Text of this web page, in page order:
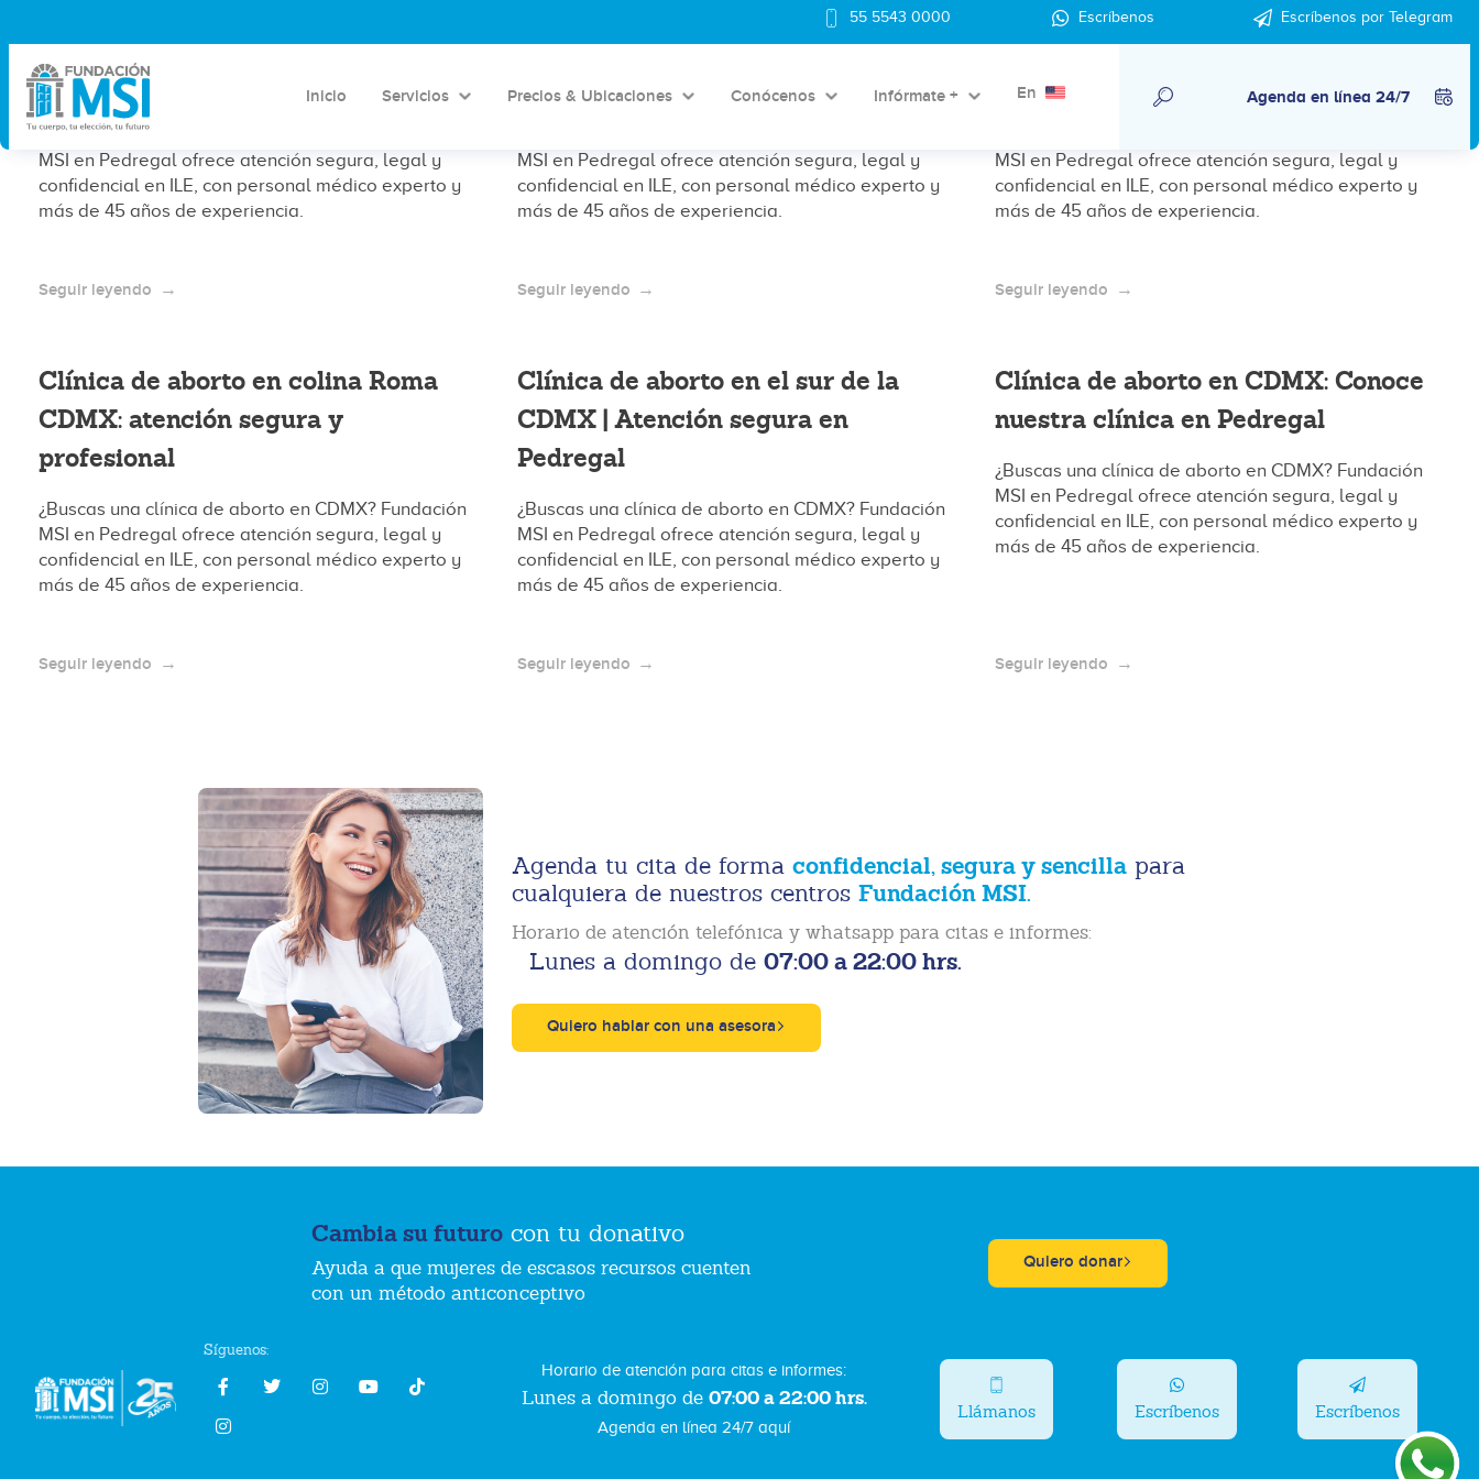
55 5543 0000 Escríbenos Escríbenos por Telegram
Inicio Servicios Precios & Ubicaciones Conócenos Infórmate + En Agenda en línea 24/7
Clínica de aborto en Tlacotalpan
CDMX: atención segura y accesible
¿Buscas una clínica de aborto en CDMX? Fundación
MSI en Pedregal ofrece atención segura, legal y
confidencial en ILE, con personal médico experto y
más de 45 años de experiencia.
Seguir leyendo
Clínica de aborto en Coyoacán
CDMX: atención segura cerca de ti
MSI en Pedregal ofrece atención segura, legal y
confidencial en ILE, con personal médico experto y
más de 45 años de experiencia.
Seguir leyendo
Clínica de aborto en Condesa CDMX:
segura, cercana y confiable
MSI en Pedregal ofrece atención segura, legal y
confidencial en ILE, con personal médico experto y
más de 45 años de experiencia.
Seguir leyendo
Clínica de aborto en colina Roma
CDMX: atención segura y
profesional
¿Buscas una clínica de aborto en CDMX? Fundación
MSI en Pedregal ofrece atención segura, legal y
confidencial en ILE, con personal médico experto y
más de 45 años de experiencia.
Seguir leyendo
Clínica de aborto en el sur de la
CDMX | Atención segura en
Pedregal
¿Buscas una clínica de aborto en CDMX? Fundación
MSI en Pedregal ofrece atención segura, legal y
confidencial en ILE, con personal médico experto y
más de 45 años de experiencia.
Seguir leyendo
Clínica de aborto en CDMX: Conoce
nuestra clínica en Pedregal
¿Buscas una clínica de aborto en CDMX? Fundación
MSI en Pedregal ofrece atención segura, legal y
confidencial en ILE, con personal médico experto y
más de 45 años de experiencia.
Seguir leyendo
Agenda tu cita de forma confidencial, segura y sencillapara
cualquiera de nuestros centros Fundación MSI.
Horario de atención telefónica y whatsapp para citas e informes:
Lunes a domingo de 07:00 a 22:00 hrs.
Quiero hablar con una asesora
Cambia su futuro con tu donativo
Ayuda a que mujeres de escasos recursos cuenten
con un método anticonceptivo
Quiero donar
Síguenos:
Horario de atención para citas e informes:
Lunes a domingo de 07:00 a 22:00 hrs.
Agenda en línea 24/7 aquí
Llámanos Escríbenos Escríbenos